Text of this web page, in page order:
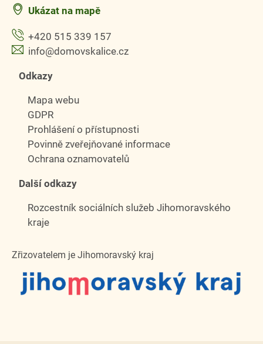
Ukázat na mapě
+420 515 339 157
info@domovskalice.cz
Odkazy
Mapa webu
GDPR
Prohlášení o přístupnosti
Povinně zveřejňované informace
Ochrana oznamovatelů
Další odkazy
Rozcestník sociálních služeb Jihomoravského
kraje
Zřizovatelem je Jihomoravský kraj